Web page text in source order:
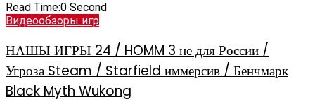
Read Time:0 Second
Видеообзоры игр
НАШЫ ИГРЫ 24 / HOMM 3 не для России /
Угроза Steam / Starfield иммерсив / Бенчмарк
Black Myth Wukong